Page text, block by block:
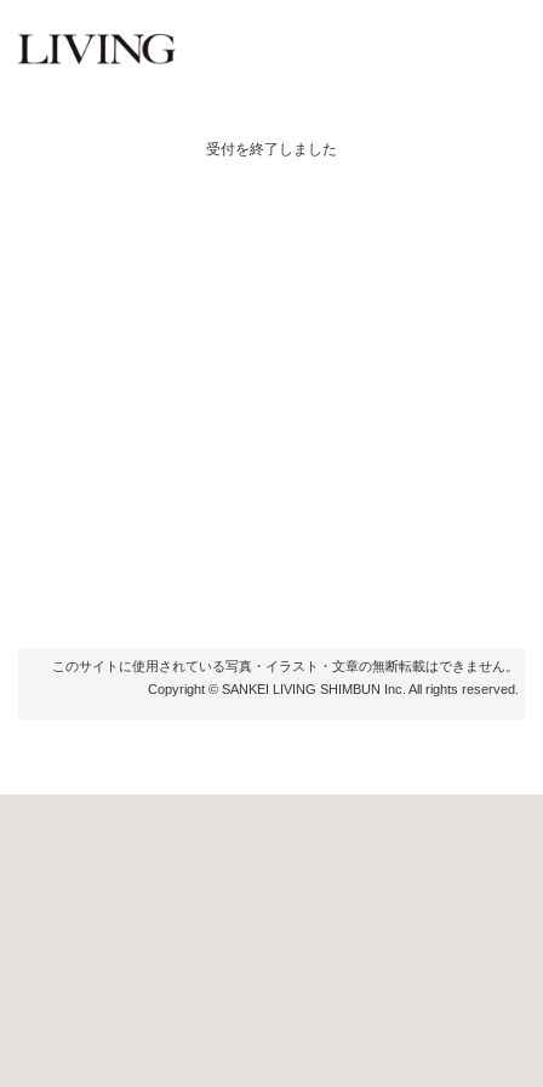
受付を終了しました
このサイトに使用されている写真・イラスト・文章の無断転載はできません。
Copyright © SANKEI LIVING SHIMBUN Inc. All rights reserved.